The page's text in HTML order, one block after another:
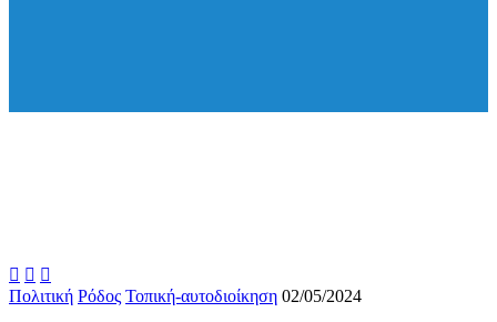
  
Πολιτική Ρόδος Τοπική-αυτοδιοίκηση 02/05/2024